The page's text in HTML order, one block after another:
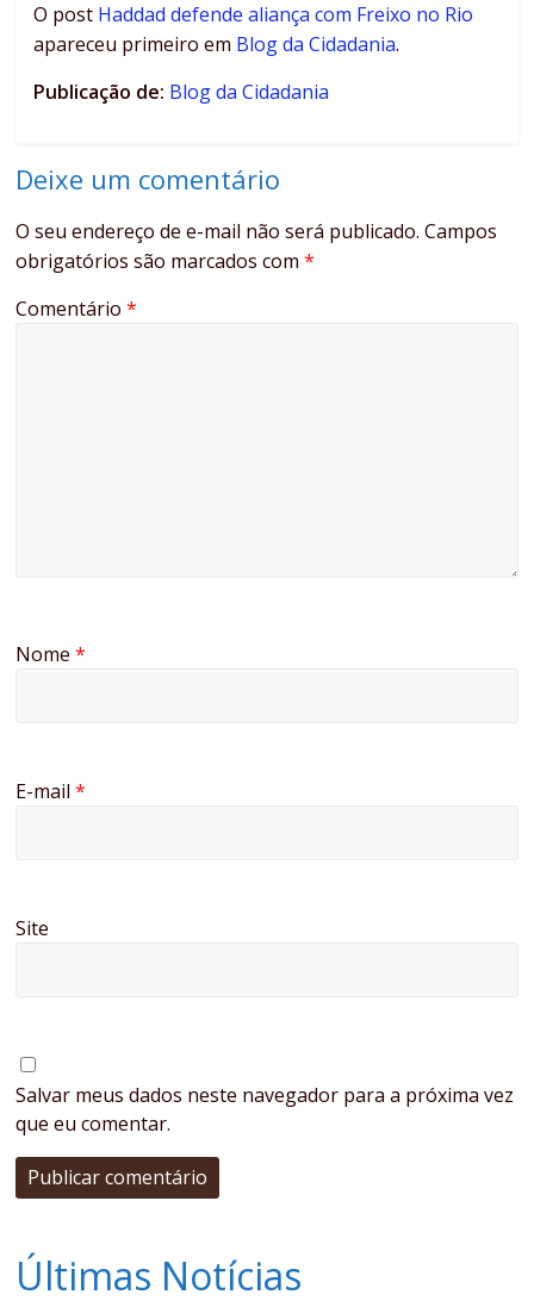
O post Haddad defende aliança com Freixo no Rio
apareceu primeiro em Blog da Cidadania.
Publicação de: Blog da Cidadania
Deixe um comentário
O seu endereço de e-mail não será publicado. Campos
obrigatórios são marcados com*
Comentário*
Nome*
E-mail*
Site
Salvar meus dados neste navegador para a próxima vez
que eu comentar.
Últimas Notícias